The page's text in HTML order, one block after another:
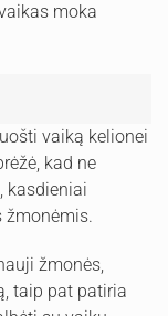
moka
vaiką kelionei
kad ne
kasdieniai
žmonėmis.
žmonės,
taip pat patiria